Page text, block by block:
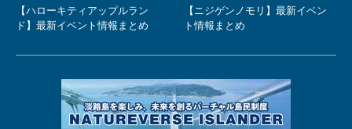
【ハローキティアップルラン
ド】最新イベント情報まとめ
【ニジゲンノモリ】最新イベン
ト情報まとめ